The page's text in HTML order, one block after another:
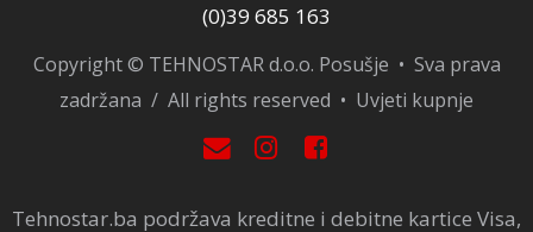
(0)39 685 163
Copyright © TEHNOSTAR d.o.o. Posušje • Sva prava
zadržana / All rights reserved • Uvjeti kupnje
Tehnostar.ba podržava kreditne i debitne kartice Visa,